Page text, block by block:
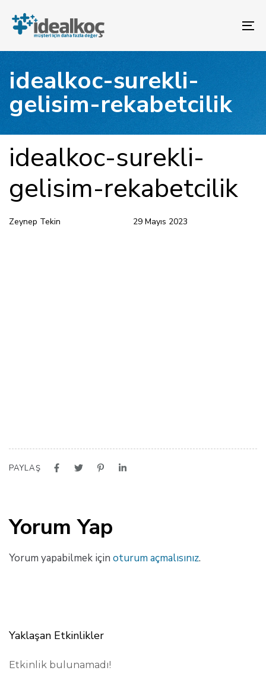
atla
gezinme
bölümüne
geç
atlaidealkoc-surekli-
gelisim-rekabetcilik
idealkoc-surekli-
gelisim-rekabetcilik
Zeynep Tekin 29 Mayıs 2023
PAYLAŞ
Yorum Yap
Yorum yapabilmek için oturum açmalısınız.
Yaklaşan Etkinlikler
Etkinlik bulunamadı!